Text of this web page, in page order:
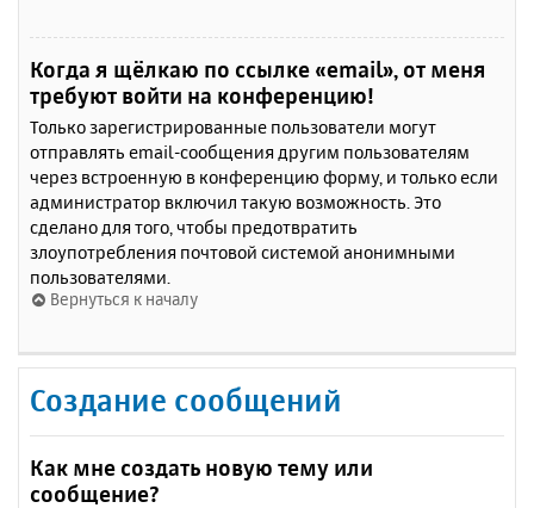
Когда я щёлкаю по ссылке «email», от меня
требуют войти на конференцию!
Только зарегистрированные пользователи могут
отправлять email-сообщения другим пользователям
через встроенную в конференцию форму, и только если
администратор включил такую возможность. Это
сделано для того, чтобы предотвратить
злоупотребления почтовой системой анонимными
пользователями.
Вернуться к началу
Создание сообщений
Как мне создать новую тему или
сообщение?